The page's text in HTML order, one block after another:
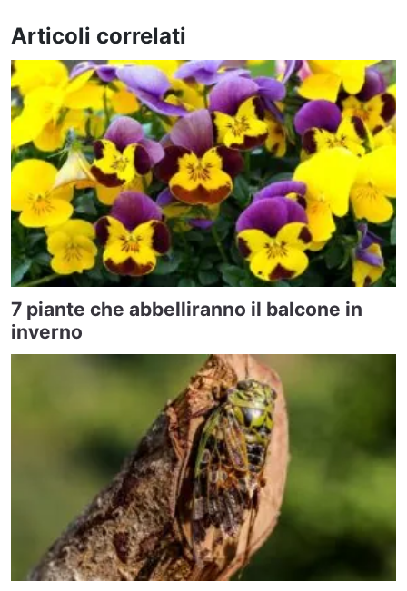
Articoli correlati
7 piante che abbelliranno il balcone in
inverno